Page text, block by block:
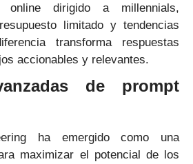
online dirigido a millennials,
limitado y tendencias
transforma respuestas
accionables y relevantes.
de prompt
ha emergido como una
maximizar el potencial de los